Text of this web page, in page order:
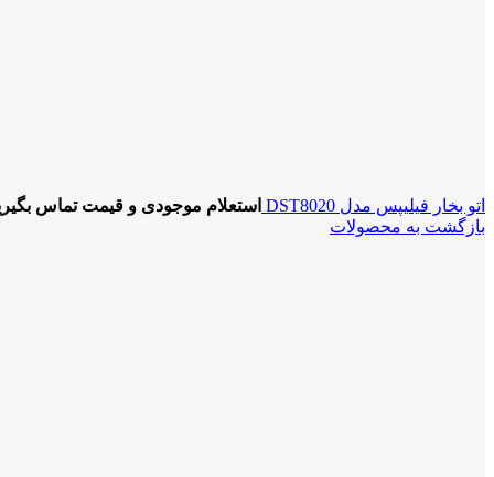
اتو بخار فیلیپس مدل DST8020
استعلام موجودی و قیمت تماس
بازگشت به محصولات